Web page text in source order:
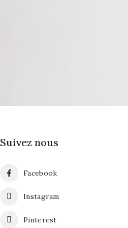
Suivez nous
Facebook
Instagram
Pinterest